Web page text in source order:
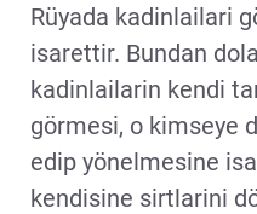
Rüyada kadinlailari
isarettir. Bundan
kadinlailarin kendi
görmesi, o kimseye
edip yönelmesine
kendisine sirtlarini